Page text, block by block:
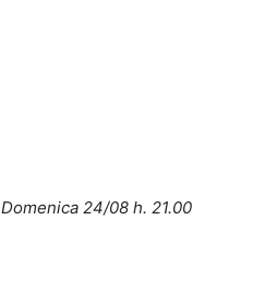
Domenica 24/08 h. 21.00